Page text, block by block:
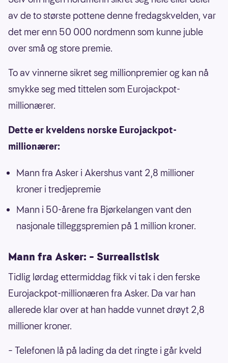
av de to største pottene denne fredagskvelden, var
det mer enn 50 000 nordmenn som kunne juble
over små og store premie.
To av vinnerne sikret seg millionpremier og kan nå
smykke seg med tittelen som Eurojackpot-
millionærer.
Dette er kveldens norske Eurojackpot-
millionærer:
Mann fra Asker i Akershus vant 2,8 millioner
kroner i tredjepremie
Mann i 50-årene fra Bjørkelangen vant den
nasjonale tilleggspremien på 1 million kroner.
Mann fra Asker: – Surrealistisk
Tidlig lørdag ettermiddag fikk vi tak i den ferske
Eurojackpot-millionæren fra Asker. Da var han
allerede klar over at han hadde vunnet drøyt 2,8
millioner kroner.
– Telefonen lå på lading da det ringte i går kveld